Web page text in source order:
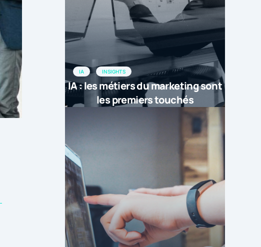
IA INSIGHTS
IA : les métiers du marketing sont
les premiers touchés